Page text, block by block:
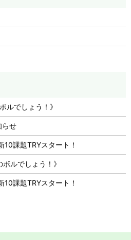
でしょう！》
らせ
10課題TRYスタート！
ルでしょう！》
10課題TRYスタート！